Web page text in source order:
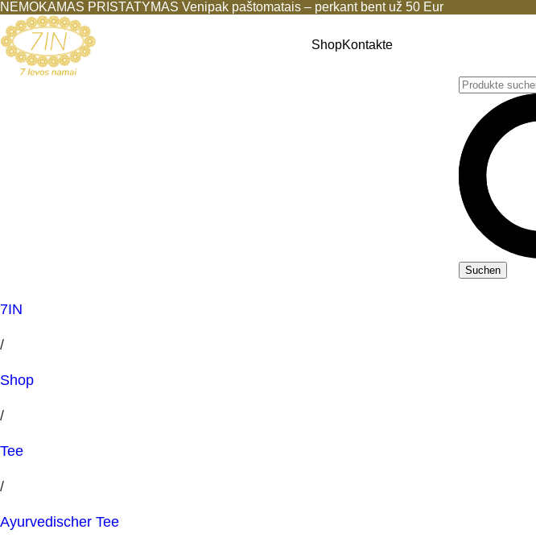
NEMOKAMAS PRISTATYMAS Venipak paštomatais – perkant bent už 50 Eur
ShopKontakte
Suchen
7IN
/
Shop
/
Tee
/
Ayurvedischer Tee